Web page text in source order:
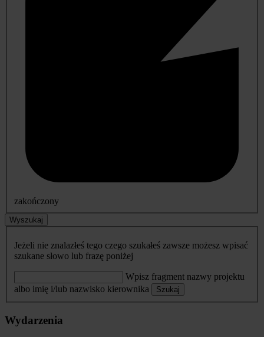
zakończony
Wyszukaj
Jeżeli nie znalazłeś tego czego szukałeś zawsze możesz wpisać
szukane słowo lub frazę poniżej
Wpisz fragment nazwy projektu
albo imię i/lub nazwisko kierownika
Szukaj
Wydarzenia